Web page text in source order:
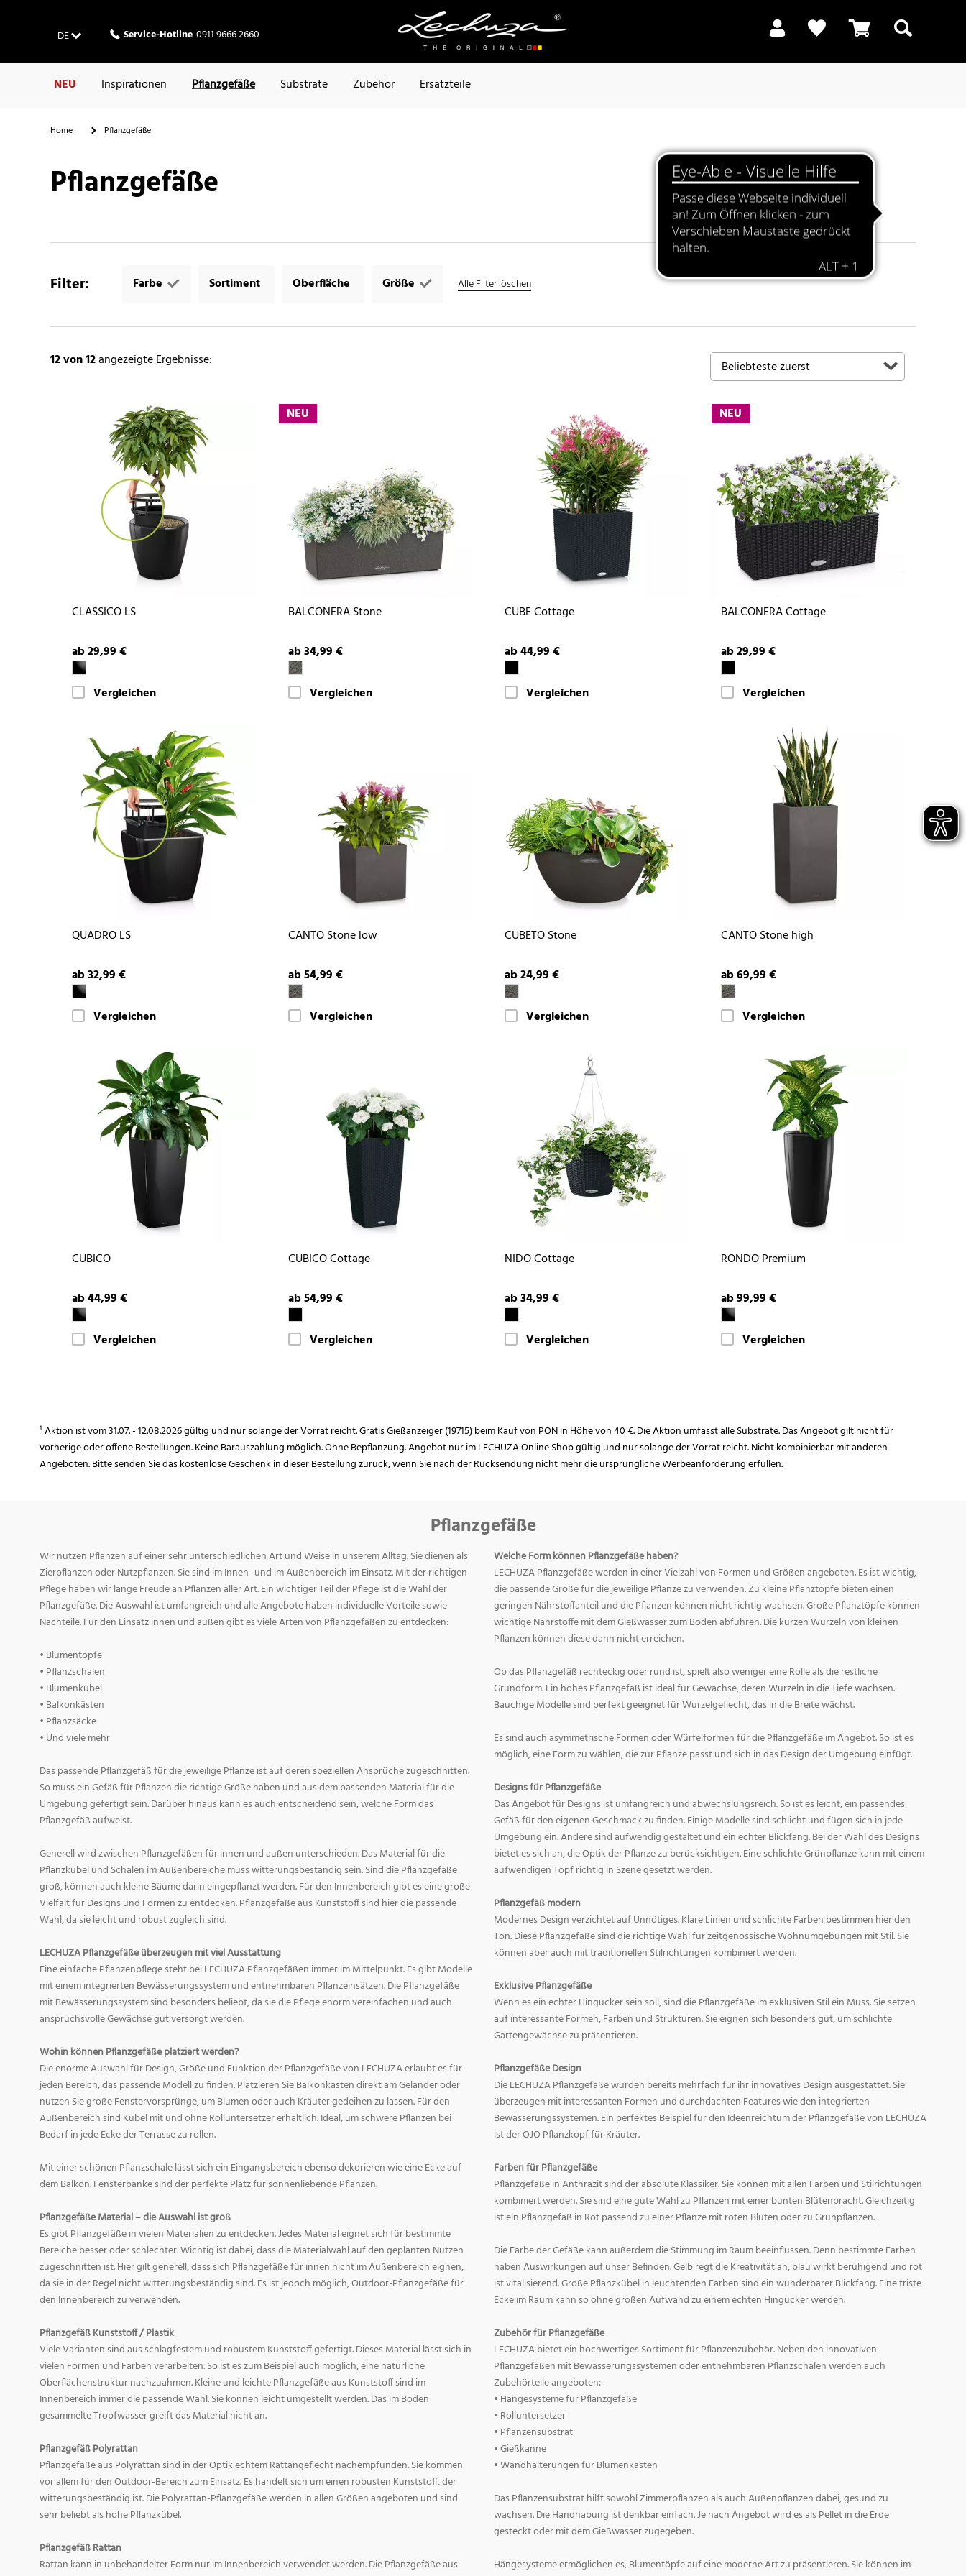
DE Service-Hotline 0911 9666 2660
NEU Inspirationen Pflanzgefäße Substrate Zubehör Ersatzteile
Suchen
Home Pflanzgefäße
Pflanzgefäße
Filter: Farbe Sortiment Oberfläche Größe Alle Filter löschen
12von 12angezeigte Ergebnisse:
CLASSICO LS
ab 29,99 €
Vergleichen
NEU
BALCONERA Stone
ab 34,99 €
Vergleichen
CUBE Cottage
ab 44,99 €
Vergleichen
NEU
BALCONERA Cottage
ab 29,99 €
Vergleichen
QUADRO LS
ab 32,99 €
Vergleichen
CANTO Stone low
ab 54,99 €
Vergleichen
CUBETO Stone
ab 24,99 €
Vergleichen
CANTO Stone high
ab 69,99 €
Vergleichen
CUBICO
ab 44,99 €
Vergleichen
CUBICO Cottage
ab 54,99 €
Vergleichen
NIDO Cottage
ab 34,99 €
Vergleichen
RONDO Premium
ab 99,99 €
Vergleichen
¹ Aktion ist vom 31.07. - 12.08.2026 gültig und nur solange der Vorrat reicht. Gratis Gießanzeiger (19715) beim Kauf von PON in Höhe von 40 €. Die Aktion umfasst alle Substrate. Das Angebot gilt nicht für
vorherige oder offene Bestellungen. Keine Barauszahlung möglich. Ohne Bepflanzung. Angebot nur im LECHUZA Online Shop gültig und nur solange der Vorrat reicht. Nicht kombinierbar mit anderen
Angeboten. Bitte senden Sie das kostenlose Geschenk in dieser Bestellung zurück, wenn Sie nach der Rücksendung nicht mehr die ursprüngliche Werbeanforderung erfüllen.
Pflanzgefäße
Wir nutzen Pflanzen auf einer sehr unterschiedlichen Art und Weise in unserem Alltag. Sie dienen als
Zierpflanzen oder Nutzpflanzen. Sie sind im Innen- und im Außenbereich im Einsatz. Mit der richtigen
Pflege haben wir lange Freude an Pflanzen aller Art. Ein wichtiger Teil der Pflege ist die Wahl der
Pflanzgefäße. Die Auswahl ist umfangreich und alle Angebote haben individuelle Vorteile sowie
Nachteile. Für den Einsatz innen und außen gibt es viele Arten von Pflanzgefäßen zu entdecken:
• Blumentöpfe
• Pflanzschalen
• Blumenkübel
• Balkonkästen
• Pflanzsäcke
• Und viele mehr
Das passende Pflanzgefäß für die jeweilige Pflanze ist auf deren speziellen Ansprüche zugeschnitten.
So muss ein Gefäß für Pflanzen die richtige Größe haben und aus dem passenden Material für die
Umgebung gefertigt sein. Darüber hinaus kann es auch entscheidend sein, welche Form das
Pflanzgefäß aufweist.
Generell wird zwischen Pflanzgefäßen für innen und außen unterschieden. Das Material für die
Pflanzkübel und Schalen im Außenbereiche muss witterungsbeständig sein. Sind die Pflanzgefäße
groß, können auch kleine Bäume darin eingepflanzt werden. Für den Innenbereich gibt es eine große
Vielfalt für Designs und Formen zu entdecken. Pflanzgefäße aus Kunststoff sind hier die passende
Wahl, da sie leicht und robust zugleich sind.
LECHUZA Pflanzgefäße überzeugen mit viel Ausstattung
Eine einfache Pflanzenpflege steht bei LECHUZA Pflanzgefäßen immer im Mittelpunkt. Es gibt Modelle
mit einem integrierten Bewässerungssystem und entnehmbaren Pflanzeinsätzen. Die Pflanzgefäße
mit Bewässerungssystem sind besonders beliebt, da sie die Pflege enorm vereinfachen und auch
anspruchsvolle Gewächse gut versorgt werden.
Wohin können Pflanzgefäße platziert werden?
Die enorme Auswahl für Design, Größe und Funktion der Pflanzgefäße von LECHUZA erlaubt es für
jeden Bereich, das passende Modell zu finden. Platzieren Sie Balkonkästen direkt am Geländer oder
nutzen Sie große Fenstervorsprünge, um Blumen oder auch Kräuter gedeihen zu lassen. Für den
Außenbereich sind Kübel mit und ohne Rolluntersetzer erhältlich. Ideal, um schwere Pflanzen bei
Bedarf in jede Ecke der Terrasse zu rollen.
Mit einer schönen Pflanzschale lässt sich ein Eingangsbereich ebenso dekorieren wie eine Ecke auf
dem Balkon. Fensterbänke sind der perfekte Platz für sonnenliebende Pflanzen.
Pflanzgefäße Material – die Auswahl ist groß
Es gibt Pflanzgefäße in vielen Materialien zu entdecken. Jedes Material eignet sich für bestimmte
Bereiche besser oder schlechter. Wichtig ist dabei, dass die Materialwahl auf den geplanten Nutzen
zugeschnitten ist. Hier gilt generell, dass sich Pflanzgefäße für innen nicht im Außenbereich eignen,
da sie in der Regel nicht witterungsbeständig sind. Es ist jedoch möglich, Outdoor-Pflanzgefäße für
den Innenbereich zu verwenden.
Pflanzgefäß Kunststoff / Plastik
Viele Varianten sind aus schlagfestem und robustem Kunststoff gefertigt. Dieses Material lässt sich in
vielen Formen und Farben verarbeiten. So ist es zum Beispiel auch möglich, eine natürliche
Oberflächenstruktur nachzuahmen. Kleine und leichte Pflanzgefäße aus Kunststoff sind im
Innenbereich immer die passende Wahl. Sie können leicht umgestellt werden. Das im Boden
gesammelte Tropfwasser greift das Material nicht an.
Pflanzgefäß Polyrattan
Pflanzgefäße aus Polyrattan sind in der Optik echtem Rattangeflecht nachempfunden. Sie kommen
vor allem für den Outdoor-Bereich zum Einsatz. Es handelt sich um einen robusten Kunststoff, der
witterungsbeständig ist. Die Polyrattan-Pflanzgefäße werden in allen Größen angeboten und sind
sehr beliebt als hohe Pflanzkübel.
Pflanzgefäß Rattan
Rattan kann in unbehandelter Form nur im Innenbereich verwendet werden. Die Pflanzgefäße aus
Welche Form können Pflanzgefäße haben?
LECHUZA Pflanzgefäße werden in einer Vielzahl von Formen und Größen angeboten. Es ist wichtig,
die passende Größe für die jeweilige Pflanze zu verwenden. Zu kleine Pflanztöpfe bieten einen
geringen Nährstoffanteil und die Pflanzen können nicht richtig wachsen. Große Pflanztöpfe können
wichtige Nährstoffe mit dem Gießwasser zum Boden abführen. Die kurzen Wurzeln von kleinen
Pflanzen können diese dann nicht erreichen.
Ob das Pflanzgefäß rechteckig oder rund ist, spielt also weniger eine Rolle als die restliche
Grundform. Ein hohes Pflanzgefäß ist ideal für Gewächse, deren Wurzeln in die Tiefe wachsen.
Bauchige Modelle sind perfekt geeignet für Wurzelgeflecht, das in die Breite wächst.
Es sind auch asymmetrische Formen oder Würfelformen für die Pflanzgefäße im Angebot. So ist es
möglich, eine Form zu wählen, die zur Pflanze passt und sich in das Design der Umgebung einfügt.
Designs für Pflanzgefäße
Das Angebot für Designs ist umfangreich und abwechslungsreich. So ist es leicht, ein passendes
Gefäß für den eigenen Geschmack zu finden. Einige Modelle sind schlicht und fügen sich in jede
Umgebung ein. Andere sind aufwendig gestaltet und ein echter Blickfang. Bei der Wahl des Designs
bietet es sich an, die Optik der Pflanze zu berücksichtigen. Eine schlichte Grünpflanze kann mit einem
aufwendigen Topf richtig in Szene gesetzt werden.
Pflanzgefäß modern
Modernes Design verzichtet auf Unnötiges. Klare Linien und schlichte Farben bestimmen hier den
Ton. Diese Pflanzgefäße sind die richtige Wahl für zeitgenössische Wohnumgebungen mit Stil. Sie
können aber auch mit traditionellen Stilrichtungen kombiniert werden.
Exklusive Pflanzgefäße
Wenn es ein echter Hingucker sein soll, sind die Pflanzgefäße im exklusiven Stil ein Muss. Sie setzen
auf interessante Formen, Farben und Strukturen. Sie eignen sich besonders gut, um schlichte
Gartengewächse zu präsentieren.
Pflanzgefäße Design
Die LECHUZA Pflanzgefäße wurden bereits mehrfach für ihr innovatives Design ausgestattet. Sie
überzeugen mit interessanten Formen und durchdachten Features wie den integrierten
Bewässerungssystemen. Ein perfektes Beispiel für den Ideenreichtum der Pflanzgefäße von LECHUZA
ist der OJO Pflanzkopf für Kräuter.
Farben für Pflanzgefäße
Pflanzgefäße in Anthrazit sind der absolute Klassiker. Sie können mit allen Farben und Stilrichtungen
kombiniert werden. Sie sind eine gute Wahl zu Pflanzen mit einer bunten Blütenpracht. Gleichzeitig
ist ein Pflanzgefäß in Rot passend zu einer Pflanze mit roten Blüten oder zu Grünpflanzen.
Die Farbe der Gefäße kann außerdem die Stimmung im Raum beeinflussen. Denn bestimmte Farben
haben Auswirkungen auf unser Befinden. Gelb regt die Kreativität an, blau wirkt beruhigend und rot
ist vitalisierend. Große Pflanzkübel in leuchtenden Farben sind ein wunderbarer Blickfang. Eine triste
Ecke im Raum kann so ohne großen Aufwand zu einem echten Hingucker werden.
Zubehör für Pflanzgefäße
LECHUZA bietet ein hochwertiges Sortiment für Pflanzenzubehör. Neben den innovativen
Pflanzgefäßen mit Bewässerungssystemen oder entnehmbaren Pflanzschalen werden auch
Zubehörteile angeboten:
• Hängesysteme für Pflanzgefäße
• Rolluntersetzer
• Pflanzensubstrat
• Gießkanne
• Wandhalterungen für Blumenkästen
Das Pflanzensubstrat hilft sowohl Zimmerpflanzen als auch Außenpflanzen dabei, gesund zu
wachsen. Die Handhabung ist denkbar einfach. Je nach Angebot wird es als Pellet in die Erde
gesteckt oder mit dem Gießwasser zugegeben.
Hängesysteme ermöglichen es, Blumentöpfe auf eine moderne Art zu präsentieren. Sie können im